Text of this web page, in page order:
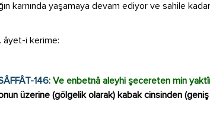
karnında yaşamaya devam ediyor ve sahile
âyet-i kerime:
146: Ve enbetnâ aleyhi şecereten min
üzerine (gölgelik olarak) kabak cinsinden